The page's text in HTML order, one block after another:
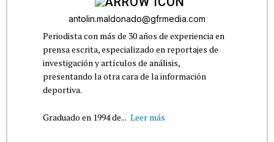
antolin.maldonado@gfrmedia.com
Periodista con más de 30 años de experiencia en
prensa escrita, especializado en reportajes de
investigación y artículos de análisis,
presentando la otra cara de la información
deportiva.
Graduado en 1994 de... Leer más